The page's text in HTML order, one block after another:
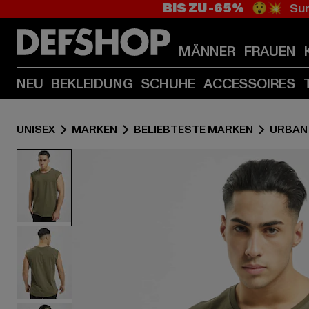
BIS ZU -65% 😲💥
MÄNNER FRAUEN
NEU BEKLEIDUNG SCHUHE ACCESSOIRES
UNISEX MARKEN BELIEBTESTE MARKEN